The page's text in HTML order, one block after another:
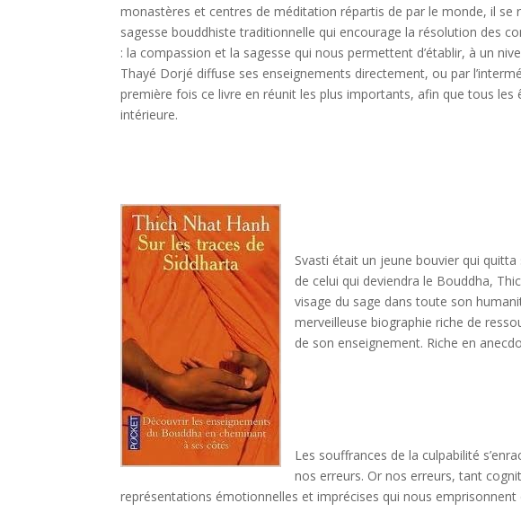
monastères et centres de méditation répartis de par le monde, il
sagesse bouddhiste traditionnelle qui encourage la résolution des
: la compassion et la sagesse qui nous permettent d’établir, à un
Thayé Dorjé diffuse ses enseignements directement, ou par
première fois ce livre en réunit les plus importants, afin que tous
intérieure.
Svasti était un jeune bouvier qui
de celui qui deviendra le Bouddha,
visage du sage dans toute son
merveilleuse biographie riche de
de son enseignement. Riche en
Les souffrances de la culpabilité
nos erreurs. Or nos erreurs, tant
représentations émotionnelles et imprécises qui nous emprisonnent